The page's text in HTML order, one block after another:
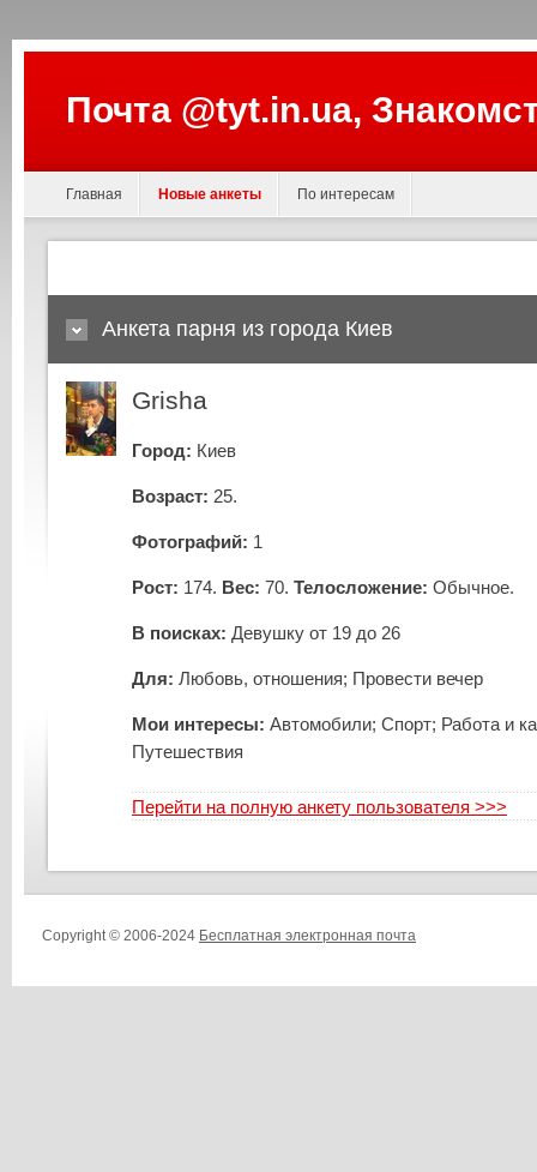
Почта @tyt.in.ua,
Главная Новые анкеты По интересам
Анкета парня из города Киев
Grisha
Город: Киев
Возраст: 25.
Фотографий: 1
Рост: 174. Вес: 70. Телосложение: Обычное.
В поисках: Девушку от 19 до 26
Для: Любовь, отношения; Провести вечер
Мои интересы: Автомобили; Спорт; Работа и
Путешествия
Перейти на полную анкету пользователя >>>
Copyright © 2006-2024 Бесплатная электронная почта